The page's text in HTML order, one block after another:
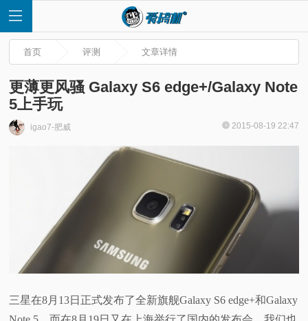
首
测
首页 评测 文章详情
更薄更风骚 Galaxy S6 edge+/Galaxy Note
5上手玩
igao7-肥威 2015-08-19 22:47
三星在8月13日正式发布了全新旗舰Galaxy S6 edge+和Galaxy